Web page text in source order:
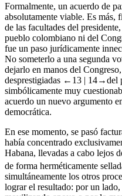
Formalmente, un acuerdo de
absolutamente viable. Es más,
de las facultades del
pueblo colombiano ni del
fue un paso jurídicamente
No someterlo a una segunda
dejarlo en manos del
desprestigiadas ←13 | 14→del
simbólicamente muy
acuerdo un nuevo argumento
democrática.
En ese momento, se pasó
había concentrado
Habana, llevadas a cabo lejos
de forma herméticamente
simultáneamente los otros
lograr el resultado: por un